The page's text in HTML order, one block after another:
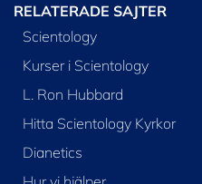
RELATERADE SAJTER
Scientology
Kurser i Scientology
L. Ron Hubbard
Hitta Scientology Kyrkor
Dianetics